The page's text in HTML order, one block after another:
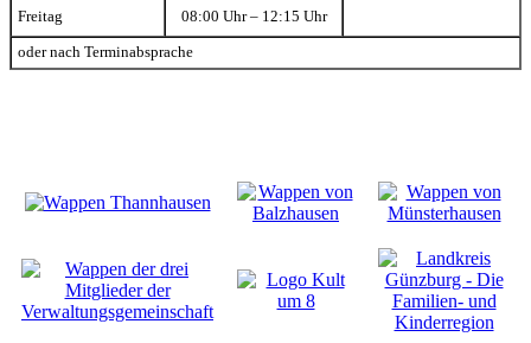
Freitag 08:00 Uhr – 12:15 Uhr
oder nach Terminabsprache